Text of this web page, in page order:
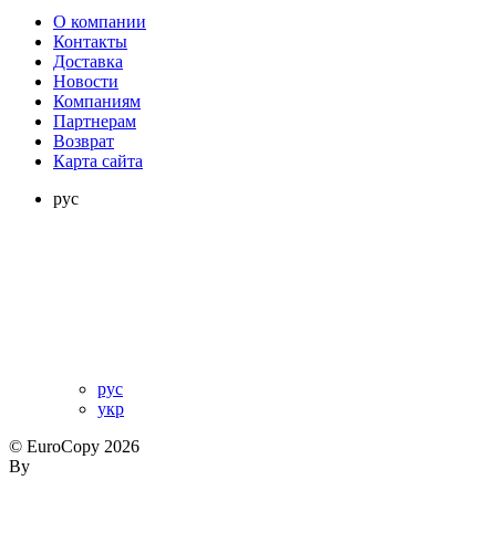
О компании
Контакты
Доставка
Новости
Компаниям
Партнерам
Возврат
Карта сайта
рус
рус
укр
© EuroCopy 2026
By